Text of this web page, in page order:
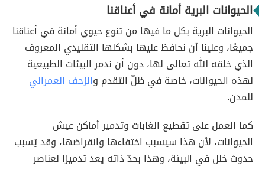
الحيوانات البرية أمانة في أعناقنا
الحيوانات البرية بكل ما فيها من تنوع حيوي أمانة في أعناقنا
جميعًا، وعلينا أن نحافظ عليها بشكلها التقليدي المعروف
الذي خلقه الله تعالى لها، دون أن ندمر البيئات الطبيعية
لهذه الحيوانات، خاصة في ظلّ التقدم والزحف العمراني
للمدن.
كما العمل على تقطيع الغابات وتدمير أماكن عيش
الحيوانات، لأن هذا سيسبب اختفاءها وانقراضها، وقد يُسبب
حدوث خلل في البيئة، وهذا بحدّ ذاته يعد تدميرًا لعناصر